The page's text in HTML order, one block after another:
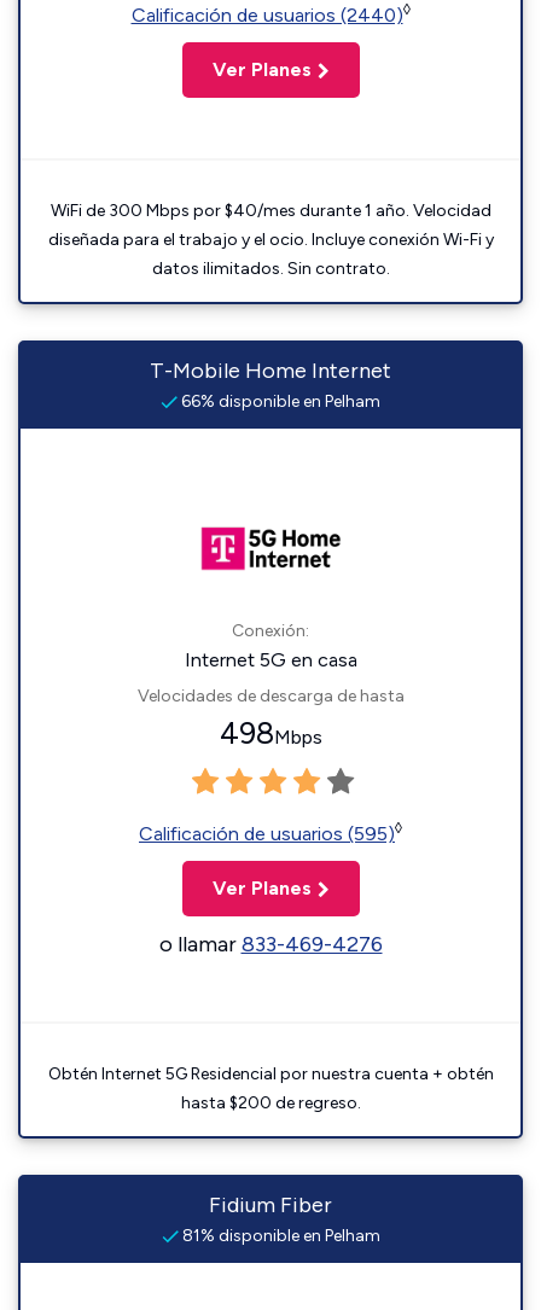
Calificación de usuarios (2440)◊
Ver Planes
WiFi de 300 Mbps por $40/mes durante 1 año. Velocidad
diseñada para el trabajo y el ocio. Incluye conexión Wi-Fi y
datos ilimitados. Sin contrato.
T-Mobile Home Internet
66% disponible en Pelham
Conexión:
Internet 5G en casa
Velocidades de descarga de hasta
498Mbps
Calificación de usuarios (595)◊
Ver Planes
o llamar833-469-4276
Obtén Internet 5G Residencial por nuestra cuenta + obtén
hasta $200 de regreso.
Fidium Fiber
81% disponible en Pelham